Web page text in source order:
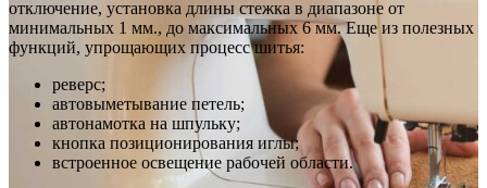
отключение, установка длины стежка в диапазоне от
минимальных 1 мм., до максимальных 6 мм. Еще из полезных
функций, упрощающих процесс шитья:
реверс;
автовыметывание петель;
автонамотка на шпульку;
кнопка позиционирования иглы;
встроенное освещение рабочей области.